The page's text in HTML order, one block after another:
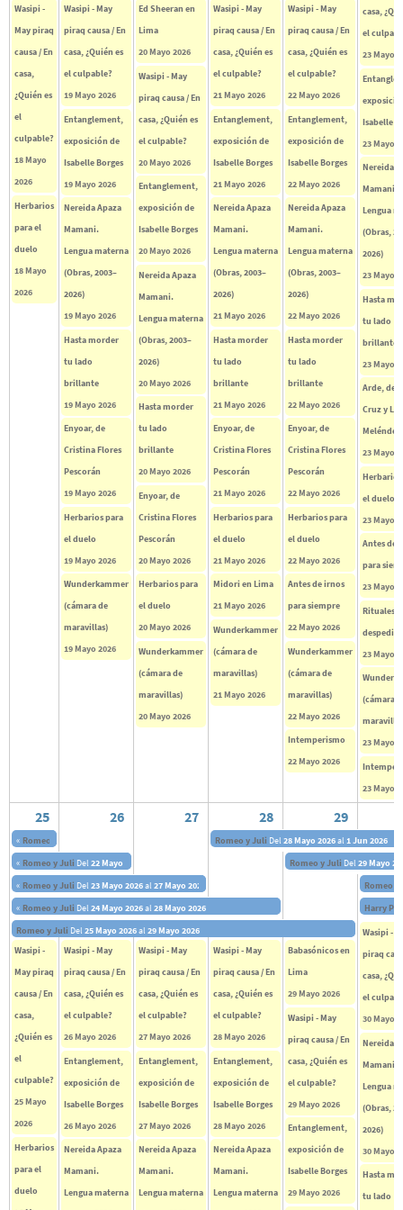
casa,
el
23 Mayo
Isabelle
23 Mayo
Nereida
Mamani.
Lengua
(Obras,
2026)
23 Mayo
Hasta
tu lado
brillante
23 Mayo
Arde, de
Cruz y
Meléndez
23 Mayo
el duelo
23 Mayo
Antes de
para
23 Mayo
Rituales
23 Mayo
(cámara
23 Mayo
23 Mayo
Wasipi -
May piraq
causa / En
casa,
¿Quién es
el
culpable?
18 Mayo
2026
Herbarios
para el
duelo
18 Mayo
2026
Wasipi - May
piraq causa / En
casa, ¿Quién es
el culpable?
19 Mayo 2026
Entanglement,
exposición de
Isabelle Borges
19 Mayo 2026
Nereida Apaza
Mamani.
Lengua materna
(Obras, 2003–
2026)
19 Mayo 2026
Hasta morder
tu lado
brillante
19 Mayo 2026
Enyoar, de
Cristina Flores
Pescorán
19 Mayo 2026
Herbarios para
el duelo
19 Mayo 2026
Wunderkammer
(cámara de
maravillas)
19 Mayo 2026
Ed Sheeran en
Lima
20 Mayo 2026
Wasipi - May
piraq causa / En
casa, ¿Quién es
el culpable?
20 Mayo 2026
Entanglement,
exposición de
Isabelle Borges
20 Mayo 2026
Nereida Apaza
Mamani.
Lengua materna
(Obras, 2003–
2026)
20 Mayo 2026
Hasta morder
tu lado
brillante
20 Mayo 2026
Enyoar, de
Cristina Flores
Pescorán
20 Mayo 2026
Herbarios para
el duelo
20 Mayo 2026
Wunderkammer
(cámara de
maravillas)
20 Mayo 2026
Wasipi - May
piraq causa / En
casa, ¿Quién es
el culpable?
21 Mayo 2026
Entanglement,
exposición de
Isabelle Borges
21 Mayo 2026
Nereida Apaza
Mamani.
Lengua materna
(Obras, 2003–
2026)
21 Mayo 2026
Hasta morder
tu lado
brillante
21 Mayo 2026
Enyoar, de
Cristina Flores
Pescorán
21 Mayo 2026
Herbarios para
el duelo
21 Mayo 2026
Midori en Lima
21 Mayo 2026
Wunderkammer
(cámara de
maravillas)
21 Mayo 2026
Wasipi - May
piraq causa / En
casa, ¿Quién es
el culpable?
22 Mayo 2026
Entanglement,
exposición de
Isabelle Borges
22 Mayo 2026
Nereida Apaza
Mamani.
Lengua materna
(Obras, 2003–
2026)
22 Mayo 2026
Hasta morder
tu lado
brillante
22 Mayo 2026
Enyoar, de
Cristina Flores
Pescorán
22 Mayo 2026
Herbarios para
el duelo
22 Mayo 2026
Antes de irnos
para siempre
22 Mayo 2026
Wunderkammer
(cámara de
maravillas)
22 Mayo 2026
Intemperismo
22 Mayo 2026
25 26 27 28 29
« Romeo y Juli Romeo y Juli Del 28 Mayo 2026al 1 Jun 2026
« Romeo y Juli Del 22 Mayo 2026 Romeo y Juli Del 29 Mayo
« Romeo y Juli Del 23 Mayo 2026al 27 Mayo 2026
Romeo y
« Romeo y Juli Del 24 Mayo 2026al 28 Mayo 2026
Harry
Romeo y Juli Del 25 Mayo 2026al 29 Mayo 2026
Wasipi -
piraq
casa,
el
30 Mayo
Nereida
Mamani.
Lengua
(Obras,
2026)
30 Mayo
Hasta
tu lado
Wasipi -
May piraq
causa / En
casa,
¿Quién es
el
culpable?
25 Mayo
2026
Herbarios
para el
duelo
Wasipi - May
piraq causa / En
casa, ¿Quién es
el culpable?
26 Mayo 2026
Entanglement,
exposición de
Isabelle Borges
26 Mayo 2026
Nereida Apaza
Mamani.
Lengua materna
Wasipi - May
piraq causa / En
casa, ¿Quién es
el culpable?
27 Mayo 2026
Entanglement,
exposición de
Isabelle Borges
27 Mayo 2026
Nereida Apaza
Mamani.
Lengua materna
Wasipi - May
piraq causa / En
casa, ¿Quién es
el culpable?
28 Mayo 2026
Entanglement,
exposición de
Isabelle Borges
28 Mayo 2026
Nereida Apaza
Mamani.
Lengua materna
Babasónicos en
Lima
29 Mayo 2026
Wasipi - May
piraq causa / En
casa, ¿Quién es
el culpable?
29 Mayo 2026
Entanglement,
exposición de
Isabelle Borges
29 Mayo 2026